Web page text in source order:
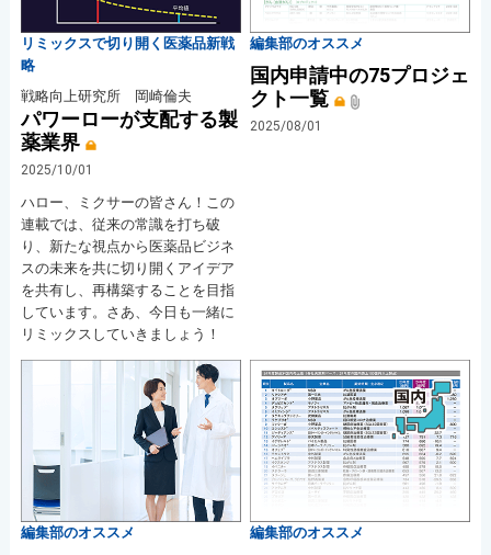
リミックスで切り開く医薬品新戦
略
戦略向上研究所 岡崎倫夫
パワーローが支配する製
薬業界
2025/10/01
ハロー、ミクサーの皆さん！この
連載では、従来の常識を打ち破
り、新たな視点から医薬品ビジネ
スの未来を共に切り開くアイデア
を共有し、再構築することを目指
しています。さあ、今日も一緒に
リミックスしていきましょう！
編集部のオススメ
国内申請中の75プロジェ
クト一覧
2025/08/01
編集部のオススメ 編集部のオススメ